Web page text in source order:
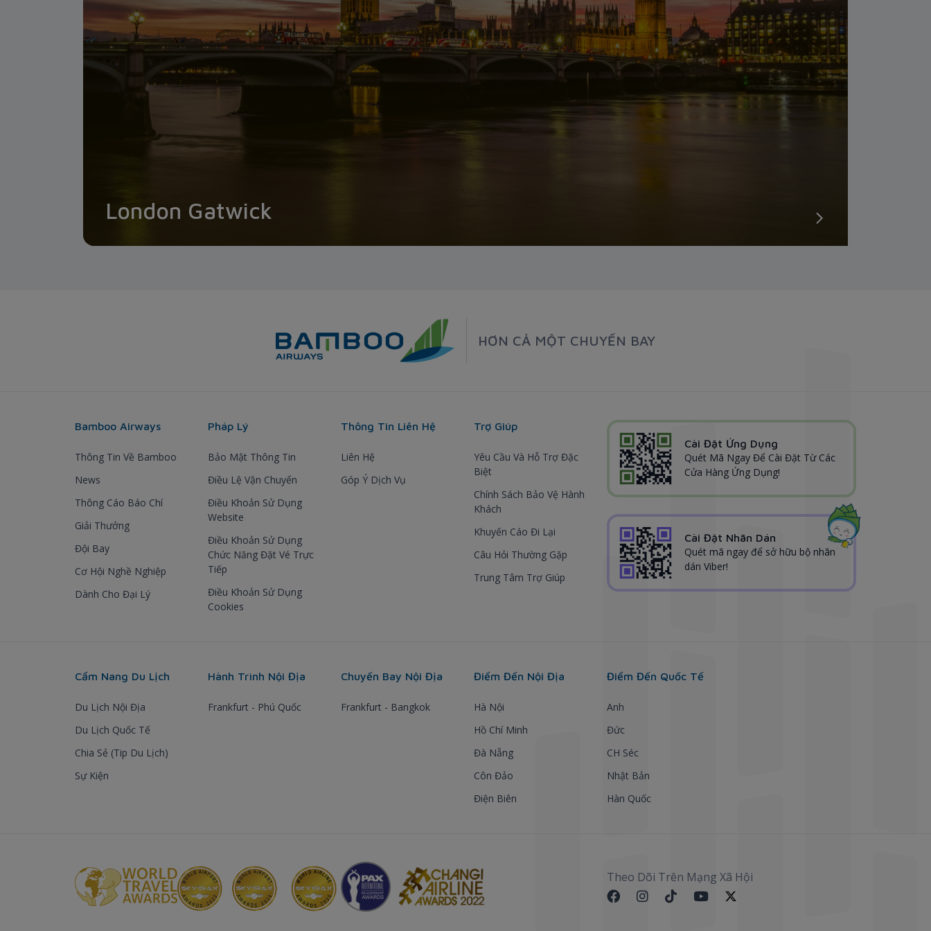
London Gatwick
HƠN CẢ MỘT CHUYẾN BAY
Bamboo Airways
Thông Tin Về Bamboo
News
Thông Cáo Báo Chí
Giải Thưởng
Đội Bay
Cơ Hội Nghề Nghiệp
Dành Cho Đại Lý
Pháp Lý
Bảo Mật Thông Tin
Điều Lệ Vận Chuyển
Điều Khoản Sử Dụng
Website
Điều Khoản Sử Dụng
Chức Năng Đặt Vé Trực
Tiếp
Điều Khoản Sử Dụng
Cookies
Thông Tin Liên Hệ
Liên Hệ
Góp Ý Dịch Vụ
Trợ Giúp
Yêu Cầu Và Hỗ Trợ Đặc
Biệt
Chính Sách Bảo Vệ Hành
Khách
Khuyến Cáo Đi Lại
Câu Hỏi Thường Gặp
Trung Tâm Trợ Giúp
Cài Đặt Ứng Dụng
Quét Mã Ngay Để Cài Đặt Từ Các
Cửa Hàng Ứng Dụng!
Cài Đặt Nhãn Dán
Quét mã ngay để sở hữu bộ nhãn
dán Viber!
Cẩm Nang Du Lịch
Du Lịch Nội Địa
Du Lịch Quốc Tế
Chia Sẻ (Tip Du Lịch)
Sự Kiện
Hành Trình Nội Địa
Frankfurt - Phú Quốc
Chuyến Bay Nội Địa
Frankfurt - Bangkok
Điểm Đến Nội Địa
Hà Nội
Hồ Chí Minh
Đà Nẵng
Côn Đảo
Điện Biên
Điểm Đến Quốc Tế
Anh
Đức
CH Séc
Nhật Bản
Hàn Quốc
Theo Dõi Trên Mạng Xã Hội